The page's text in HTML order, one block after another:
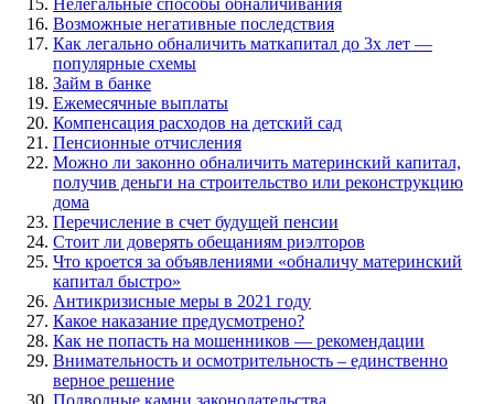
Возможные негативные последствия
Как легально обналичить маткапитал до 3х лет —
популярные схемы
Займ в банке
Ежемесячные выплаты
Компенсация расходов на детский сад
Пенсионные отчисления
Можно ли законно обналичить материнский капитал,
получив деньги на строительство или реконструкцию
дома
Перечисление в счет будущей пенсии
Стоит ли доверять обещаниям риэлторов
Что кроется за объявлениями «обналичу материнский
капитал быстро»
Антикризисные меры в 2021 году
Какое наказание предусмотрено?
Как не попасть на мошенников — рекомендации
Внимательность и осмотрительность – единственно
верное решение
Подводные камни законодательства